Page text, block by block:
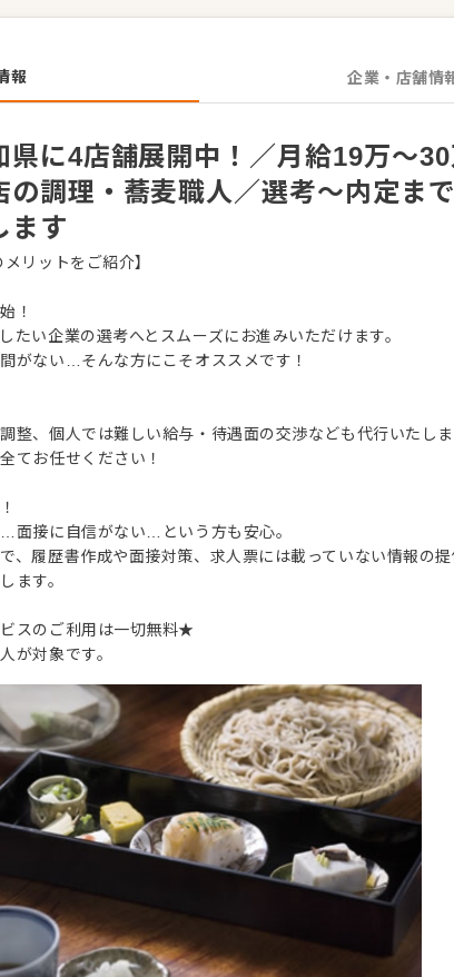
報 企業・店舗情
県に4店舗展開中！／月給19万～
の調理・蕎麦職人／選考～内定ま
ます
リットをご紹介】
！
たい企業の選考へとスムーズにお進みいただけます。
がない…そんな方にこそオススメです！
整、個人では難しい給与・待遇面の交渉なども代行いたしま
てお任せください！
面接に自信がない…という方も安心。
、履歴書作成や面接対策、求人票には載っていない情報の提
ます。
スのご利用は一切無料★
が対象です。